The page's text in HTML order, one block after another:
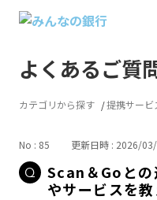
よくあるご質
カテゴリから探す 提携サービ
No : 85 更新日時 : 2026/
Scan＆Goとの
やサービスを